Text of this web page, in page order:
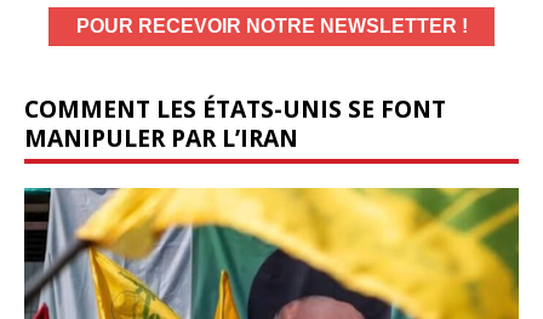
COMMENT LES ÉTATS-UNIS SE FONT
MANIPULER PAR L’IRAN